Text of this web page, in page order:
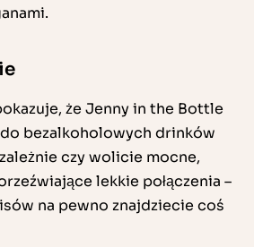
że Jenny in the Bottle
bezalkoholowych drinków
czy wolicie mocne,
lekkie połączenia –
na pewno znajdziecie coś